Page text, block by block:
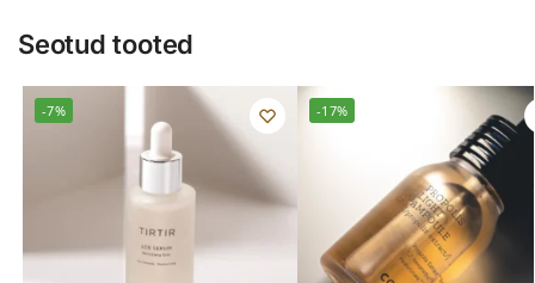
Seotud tooted
-7% -17%